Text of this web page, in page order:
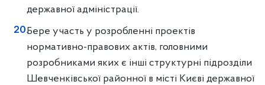
державної адміністрації.
Бере участь у розробленні проектів
нормативно-правових актів, головними
розробниками яких є інші структурні підрозділи
Шевченківської районної в місті Києві державної